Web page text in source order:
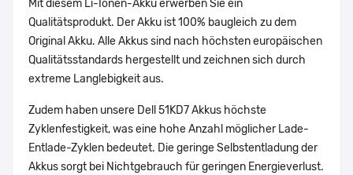
Mit diesem Li-Ionen-Akku erwerben Sie ein
Qualitätsprodukt. Der Akku ist 100% baugleich zu dem
Original Akku. Alle Akkus sind nach höchsten europäischen
Qualitätsstandards hergestellt und zeichnen sich durch
extreme Langlebigkeit aus.
Zudem haben unsere Dell 51KD7 Akkus höchste
Zyklenfestigkeit, was eine hohe Anzahl möglicher Lade-
Entlade-Zyklen bedeutet. Die geringe Selbstentladung der
Akkus sorgt bei Nichtgebrauch für geringen Energieverlust.